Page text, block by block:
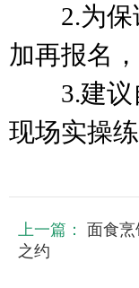
2.为保证
加再报名
3.建议自
现场实操练
上一篇：
面食
之约